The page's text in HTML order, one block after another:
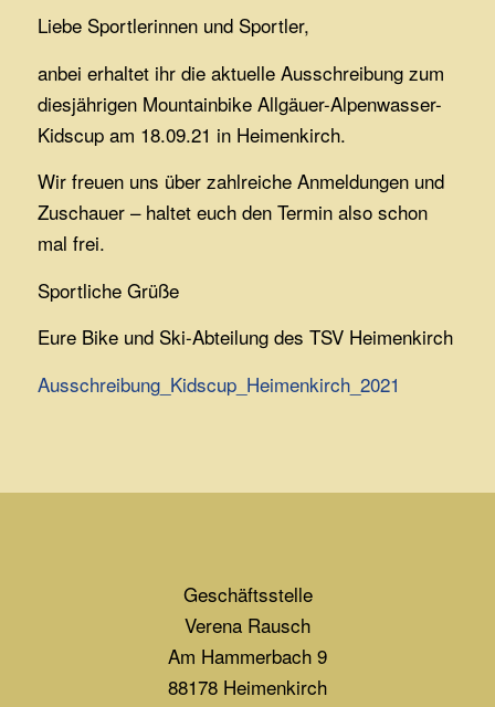
Liebe Sportlerinnen und Sportler,
anbei erhaltet ihr die aktuelle Ausschreibung zum
diesjährigen Mountainbike Allgäuer-Alpenwasser-
Kidscup am 18.09.21 in Heimenkirch.
Wir freuen uns über zahlreiche Anmeldungen und
Zuschauer – haltet euch den Termin also schon
mal frei.
Sportliche Grüße
Eure Bike und Ski-Abteilung des TSV Heimenkirch
Ausschreibung_Kidscup_Heimenkirch_2021
Geschäftsstelle
Verena Rausch
Am Hammerbach 9
88178 Heimenkirch